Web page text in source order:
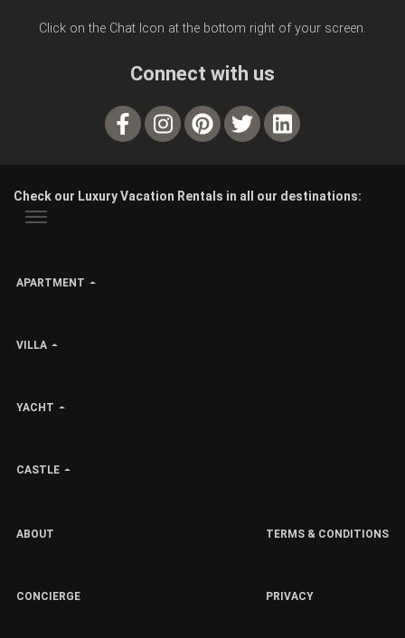
Click on the Chat Icon at the bottom right of your screen.
Connect with us
Check our Luxury Vacation Rentals in all our destinations:
APARTMENT
VILLA
YACHT
CASTLE
ABOUT
CONCIERGE
TERMS & CONDITIONS
PRIVACY